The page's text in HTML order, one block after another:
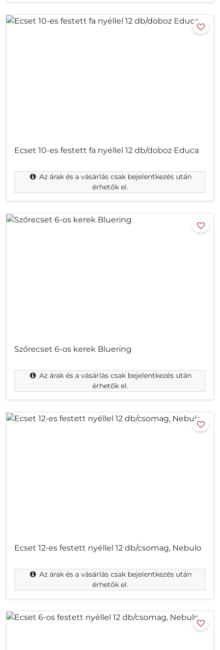
Ecset 10-es festett fa nyéllel 12 db/doboz Educa
Az árak és a vásárlás csak bejelentkezés után
érhetők el.
Szőrecset 6-os kerek Bluering
Az árak és a vásárlás csak bejelentkezés után
érhetők el.
Ecset 12-es festett nyéllel 12 db/csomag, Nebulo
Az árak és a vásárlás csak bejelentkezés után
érhetők el.